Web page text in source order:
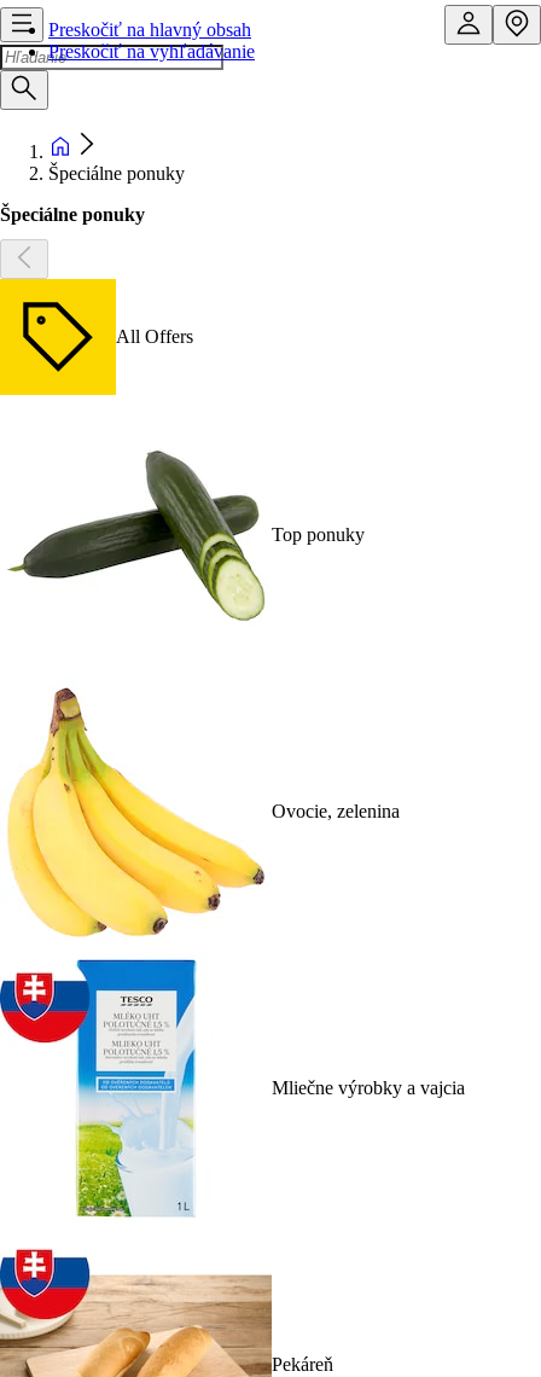
Preskočiť na hlavný obsah
Preskočiť na vyhľadávanie
Špeciálne ponuky
Špeciálne ponuky
All Offers
Top ponuky
Ovocie, zelenina
Mliečne výrobky a vajcia
Pekáreň